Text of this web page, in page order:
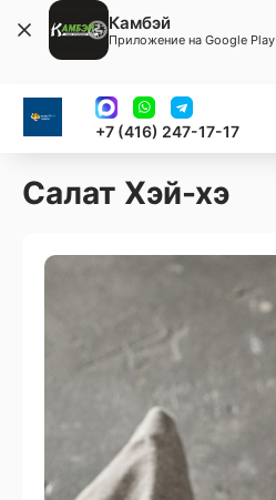
+7 (416) 247-17-17
Салат Хэй-хэ
Камбэй
Приложение на Google Play